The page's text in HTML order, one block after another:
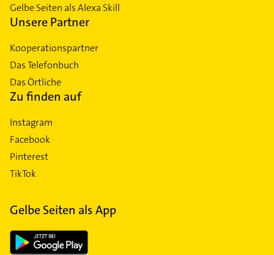
Gelbe Seiten als Alexa Skill
Unsere Partner
Kooperationspartner
Das Telefonbuch
Das Örtliche
Zu finden auf
Instagram
Facebook
Pinterest
TikTok
Gelbe Seiten als App